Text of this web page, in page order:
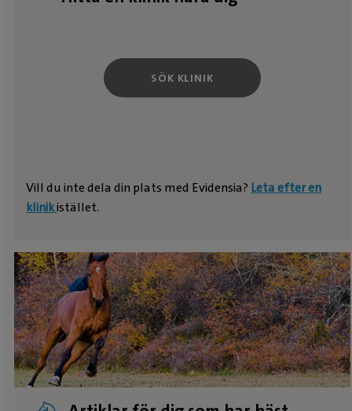
SÖK KLINIK
Vill du inte dela din plats med Evidensia? Leta efter en
klinikistället.